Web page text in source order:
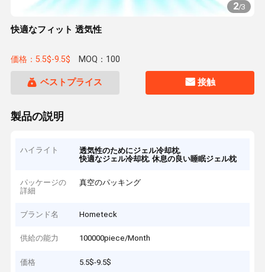
2/3
快適なフィット 透気性
価格：5.5$-9.5$ MOQ：100
ベストプライス 接触
製品の説明
ハイライト 透気性のためにジェル冷却枕,
快適なジェル冷却枕,休息の良い睡眠ジェル枕
パッケージの
詳細
真空のパッキング
ブランド名 Hometeck
供給の能力 100000piece/Month
価格 5.5$-9.5$